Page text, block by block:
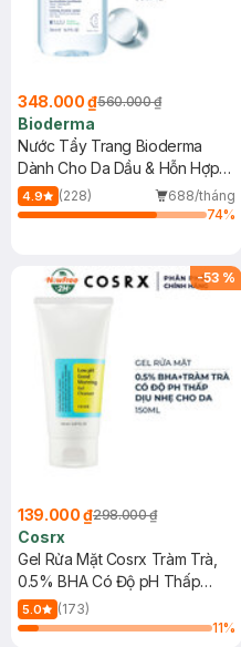
348.000 ₫560.000 ₫
Bioderma
Nước Tẩy Trang Bioderma
Dành Cho Da Dầu & Hỗn Hợp
500ml
4.9 (228)
688/tháng
74%
-53 %
139.000 ₫298.000 ₫
Cosrx
Gel Rửa Mặt Cosrx Tràm Trà,
0.5% BHA Có Độ pH Thấp
150ml
5.0
(173)
11%